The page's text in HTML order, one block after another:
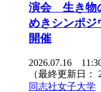
演会 生き物
めきシンポジ
開催
2026.07.16
（最終更新日：
同志社女子大学